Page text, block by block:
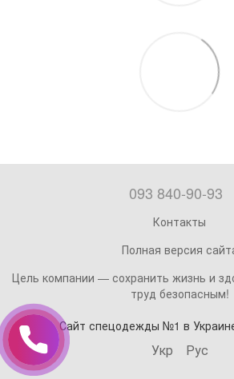
093 840-90-93
Контакты
Полная версия
Цель компании — сохранить жизнь и
труд безопасным!
Сайт спецодежды №1 в
Укр Рус